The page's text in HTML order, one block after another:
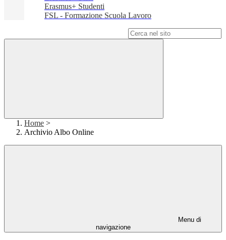
Erasmus+ Studenti
FSL - Formazione Scuola Lavoro
Home >
Archivio Albo Online
Menu di
navigazione